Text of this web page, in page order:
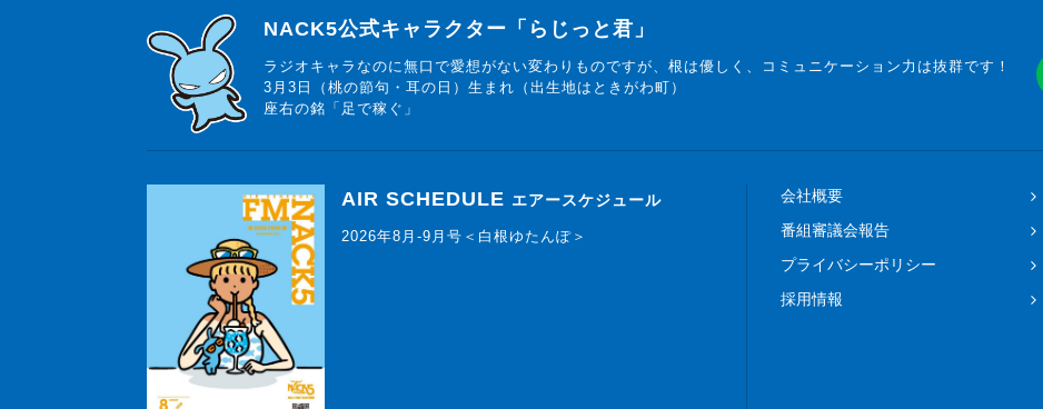
らじっと君
NACK5公式キャラクター「らじっと君」
ラジオキャラなのに無口で愛想がない変わりものですが、根は優しく、コミュニケーション力は抜群です！
3月3日（桃の節句・耳の日）生まれ（出生地はときがわ町）
座右の銘「足で稼ぐ」
AIR SCHEDULE エアースケジュール
2026年8月-9月号＜白根ゆたんぽ＞
会社概要
番組審議会報告
プライバシーポリシー
採用情報